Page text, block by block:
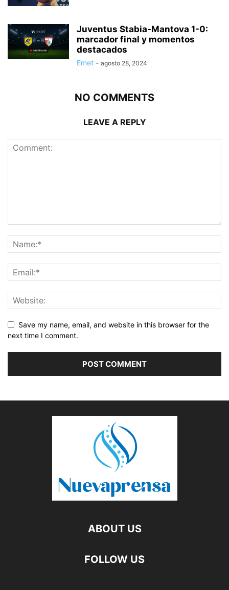
Juventus Stabia-Mantova 1-0:
marcador final y momentos
destacados
Emet - agosto 28, 2024
NO COMMENTS
LEAVE A REPLY
Save my name, email, and website in this browser for the
next time I comment.
ABOUT US
FOLLOW US